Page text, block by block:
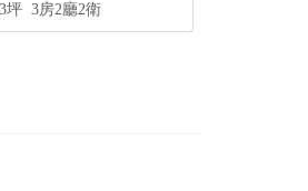
898 萬 約43.77坪